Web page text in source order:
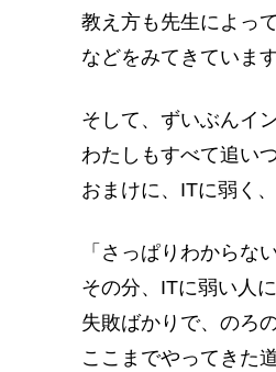
教え方も先生によっ
などをみてきています
そして、ずいぶんイ
わたしもすべて追い
おまけに、ITに弱く
「さっぱりわからな
その分、ITに弱い人
失敗ばかりで、のろ
ここまでやってきた